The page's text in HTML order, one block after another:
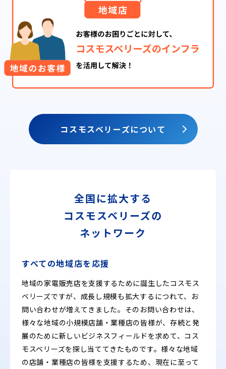
コスモスベリーズについて
全国に拡大する
コスモスベリーズの
ネットワーク
すべての地域店を応援
地域の家電販売店を支援するために誕生したコスモス
ベリーズですが、成長し規模も拡大するにつれて、お
問い合わせが増えてきました。そのお問い合わせは、
様々な地域の小規模店舗・業種店の皆様が、存続と発
展のために新しいビジネスフィールドを求めて、コス
モスベリーズを探し当ててきたものです。様々な地域
の店舗・業種店の皆様を支援するため、現在に至って